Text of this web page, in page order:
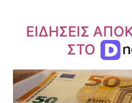
ΕΙΔΗΣΕΙΣ
ΣΤΟ